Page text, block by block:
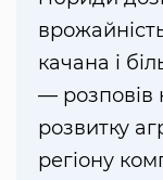
качана і
— розповів
розвитку
регіону